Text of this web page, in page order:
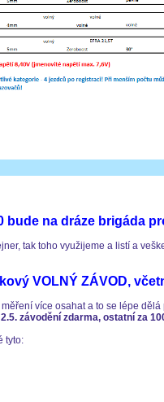
bude na dráze brigáda
tak toho využijeme a listí a
VOLNÝ ZÁVOD,
více osahat a to se lépe
závodění zdarma, ostatní za
tyto: